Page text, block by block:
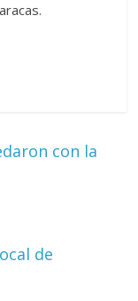
con la
de